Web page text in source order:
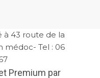
à 43 route de la
médoc- Tel : 06
Premium par